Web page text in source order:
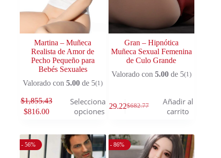
Martina – Muñeca
Realista de Amor de
Pecho Pequeño para
Bebés Sexuales
Valorado con5.00 de 5(1)
$1,855.43
$816.00
Seleccionar
opciones
Gran – Hipnótica
Muñeca Sexual Femenina
de Culo Grande
Valorado con 5.00de 5(1)
$682.77
$229.22
Añadir al
carrito
- 56% - 86%